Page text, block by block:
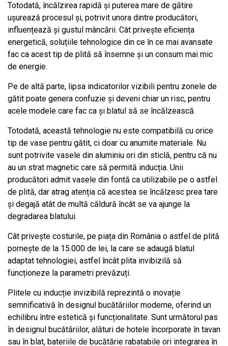
Totodată, încălzirea rapidă și puterea mare de gătire
ușurează procesul și, potrivit unora dintre producători,
influențează și gustul mâncării. Cât privește eficiența
energetică, soluțiile tehnologice din ce în ce mai avansate
fac ca acest tip de plită să însemne și un consum mai mic
de energie.
Pe de altă parte, lipsa indicatorilor vizibili pentru zonele de
gătit poate genera confuzie și deveni chiar un risc, pentru
acele modele care fac ca și blatul să se încălzească.
Totodată, această tehnologie nu este compatibilă cu orice
tip de vase pentru gătit, ci doar cu anumite materiale. Nu
sunt potrivite vasele din aluminiu ori din sticlă, pentru că nu
au un strat magnetic care să permită inducția. Unii
producători admit vasele din fontă ca utilizabile pe o astfel
de plită, dar atrag atenția că acestea se încălzesc prea tare
și degajă atât de multă căldură încât se va ajunge la
degradarea blatului.
Cât privește costurile, pe piața din România o astfel de plită
pornește de la 15.000 de lei, la care se adaugă blatul
adaptat tehnologiei, astfel încât plita invibizilă să
funcționeze la parametri prevăzuți.
Plitele cu inducție invizibilă reprezintă o inovație
semnificativă în designul bucătăriilor moderne, oferind un
echilibru între estetică și funcționalitate. Sunt următorul pas
în designul bucătăriilor, alături de hotele încorporate în tavan
sau în blat, bateriile de bucătărie rabatabile ori integrarea în